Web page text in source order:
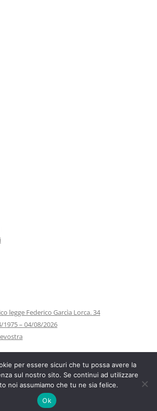
legge Federico Garcìa Lorca. 34
1975 – 04/08/2026
per essere sicuri che tu possa avere la
sul nostro sito. Se continui ad utilizzare
noi assumiamo che tu ne sia felice.
Ok